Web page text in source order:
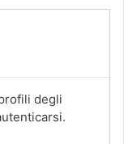
degli